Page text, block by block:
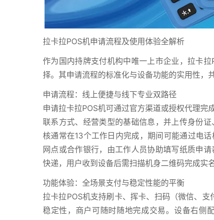
拉卡拉POS机申请流程及使用体验全解析
作为国内持牌支付机构中唯一上市企业，拉卡
择。其申请流程的标准化与设备功能的实用性，
申请流程：线上便捷与线下专业双路径
申请拉卡拉POS机可通过官方渠道或授权代理完
联系方式、经营类型的基础信息，并上传身份
核通常在13个工作日内完成，期间可能通过电
网点或合作银行，由工作人员协助填写纸质申
快递，用户收到设备后需扫描机身二维码完成实
功能体验：全场景支付与稳定性能的平衡
拉卡拉POS机支持刷卡、挥卡、扫码（微信、
稳定性，商户可随时随地完成交易。设备右侧